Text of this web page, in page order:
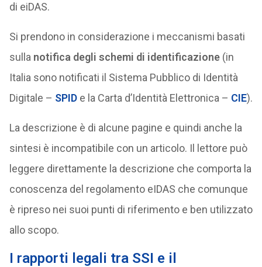
di eiDAS.
Si prendono in considerazione i meccanismi basati
sulla notifica degli schemi di identificazione(in
Italia sono notificati il Sistema Pubblico di Identità
Digitale – SPIDe la Carta d’Identità Elettronica – CIE).
La descrizione è di alcune pagine e quindi anche la
sintesi è incompatibile con un articolo. Il lettore può
leggere direttamente la descrizione che comporta la
conoscenza del regolamento eIDAS che comunque
è ripreso nei suoi punti di riferimento e ben utilizzato
allo scopo.
I rapporti legali tra SSI e il